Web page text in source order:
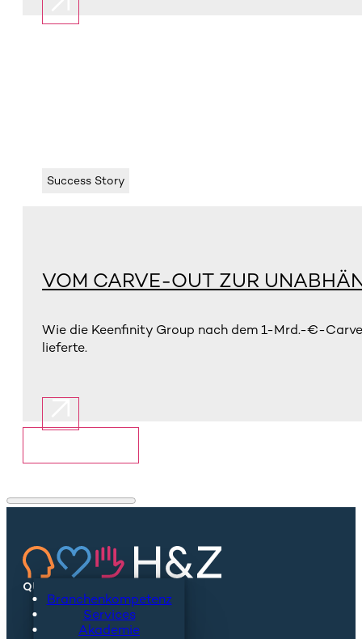
Success Story
VOM CARVE-OUT ZUR
Wie die Keenfinity Group nach dem 1-Mrd.-€-
lieferte.
QUICKLINKS
Branchenkompetenz
Services
Akademie